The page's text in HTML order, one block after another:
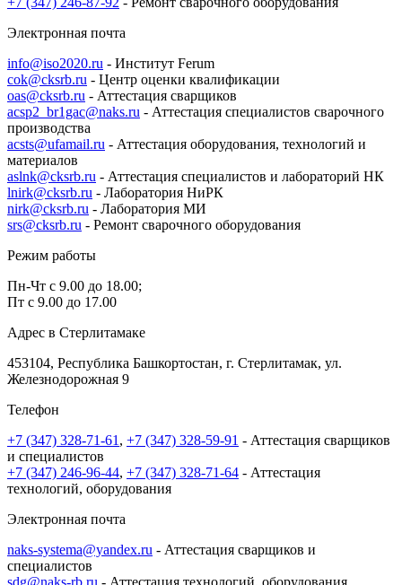
Электронная почта
info@iso2020.ru - Институт Ferum
cok@cksrb.ru - Центр оценки квалификации
oas@cksrb.ru - Аттестация сварщиков
acsp2_br1gac@naks.ru - Аттестация специалистов сварочного
производства
acsts@ufamail.ru - Аттестация оборудования, технологий и
материалов
aslnk@cksrb.ru - Аттестация специалистов и лабораторий НК
lnirk@cksrb.ru - Лаборатория НиРК
nirk@cksrb.ru - Лаборатория МИ
srs@cksrb.ru - Ремонт сварочного оборудования
Режим работы
Пн-Чт с 9.00 до 18.00;
Пт с 9.00 до 17.00
Адрес в Стерлитамаке
453104, Республика Башкортостан, г. Стерлитамак, ул.
Железнодорожная 9
Телефон
+7 (347) 328-71-61 , +7 (347) 328-59-91 - Аттестация сварщиков
и специалистов
+7 (347) 246-96-44, +7 (347) 328-71-64 - Аттестация
технологий, оборудования
Электронная почта
naks-systema@yandex.ru - Аттестация сварщиков и
специалистов
sdg@naks-rb.ru - Аттестация технологий, оборудования